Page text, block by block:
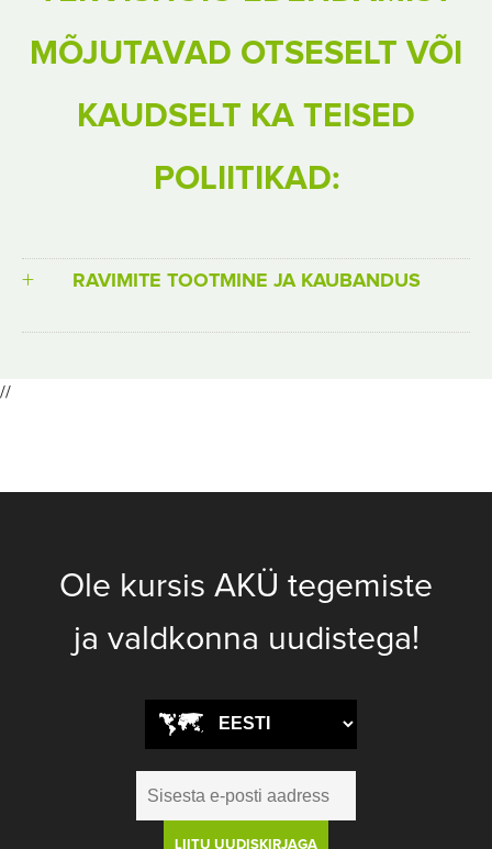
MÕJUTAVAD OTSESELT VÕI
KAUDSELT KA TEISED
POLIITIKAD:
RAVIMITE TOOTMINE JA KAUBANDUS
//
Ole kursis AKÜ tegemiste
ja valdkonna uudistega!